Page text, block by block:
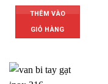
THÊM VÀO
GIỎ HÀNG